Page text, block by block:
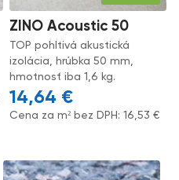
ZINO Acoustic 50
TOP pohltivá akustická
izolácia, hrúbka 50 mm,
hmotnosť iba 1,6 kg.
14,64 €
Cena za m² bez DPH:16,53€